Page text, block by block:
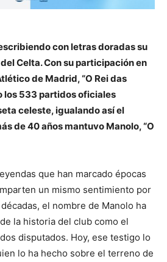
con letras doradas su
Celta. Con su participación en
de Madrid, “O Rei das
los 533 partidos oficiales
celeste, igualando así el
de 40 años mantuvo Manolo, “O
que han marcado épocas
un mismo sentimiento por
el nombre de Manolo ha
la historia del club como el
disputados. Hoy, ese testigo lo
lo ha hecho sobre el terreno de